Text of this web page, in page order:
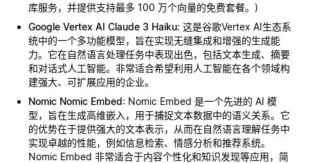
库服务，并提供支持最多 100 万个向量的免费套餐。)
Google Vertex AI Claude 3 Haiku: 这是谷歌Vertex AI生态系
统中的一个多功能模型，旨在实现无缝集成和增强的生成能
力。它在自然语言处理任务中表现出色，包括文本生成、摘要
和对话式人工智能。非常适合希望利用人工智能在各个领域构
建强大、可扩展应用的企业。
Nomic Nomic Embed: Nomic Embed 是一个先进的 AI 模
型，旨在生成高维嵌入，用于捕捉文本数据中的语义关系。它
的优势在于提供强大的文本表示，从而在自然语言理解任务中
实现卓越的性能，例如信息检索、情感分析和推荐系统。
Nomic Embed 非常适合于内容个性化和知识发现等应用，简